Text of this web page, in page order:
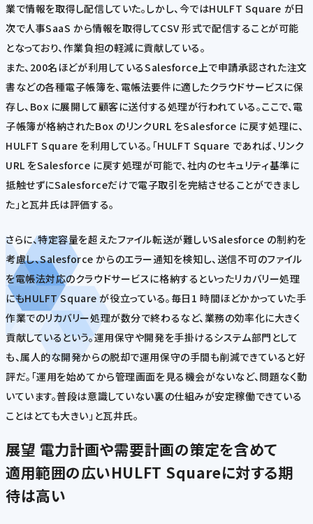
業で情報を取得し配信していた。しかし、今ではHULFT Square が日
次で人事SaaS から情報を取得してCSV 形式で配信することが可能
となっており、作業負担の軽減に貢献している。
また、200名ほどが利用しているSalesforce上で申請承認された注文
書などの各種電子帳簿を、電帳法要件に適したクラウドサービスに保
存し、Box に展開して顧客に送付する処理が行われている。ここで、電
子帳簿が格納されたBox のリンクURL をSalesforce に戻す処理に、
HULFT Square を利用している。「HULFT Square であれば、リンク
URL をSalesforce に戻す処理が可能で、社内のセキュリティ基準に
抵触せずにSalesforceだけで電子取引を完結させることができまし
た」と瓦井氏は評価する。
さらに、特定容量を超えたファイル転送が難しいSalesforce の制約を
考慮し、Salesforce からのエラー通知を検知し、送信不可のファイル
を電帳法対応のクラウドサービスに格納するといったリカバリー処理
にもHULFT Square が役立っている。毎日1 時間ほどかかっていた手
作業でのリカバリー処理が数分で終わるなど、業務の効率化に大きく
貢献しているという。運用保守や開発を手掛けるシステム部門として
も、属人的な開発からの脱却で運用保守の手間も削減できていると好
評だ。「運用を始めてから管理画面を見る機会がないなど、問題なく動
いています。普段は意識していない裏の仕組みが安定稼働できている
ことはとても大きい」と瓦井氏。
展望 電力計画や需要計画の策定を含めて
適用範囲の広いHULFT Squareに対する期
待は高い